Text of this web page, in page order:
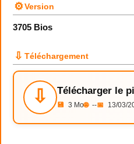
⚙Version
3705 Bios
⇩ Téléchargement
⇩ Télécharger le
💾 3 Mo🌐 --📅 13/03/